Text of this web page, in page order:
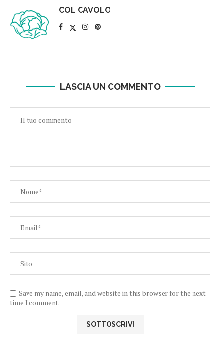
COL CAVOLO
LASCIA UN COMMENTO
Save my name, email, and website in this browser for the next
time I comment.